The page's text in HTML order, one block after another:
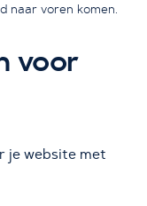
naar voren komen.
voor
je website met